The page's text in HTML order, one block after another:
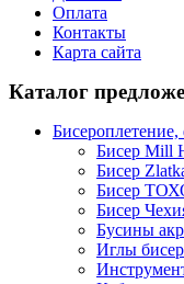
Оплата
Контакты
Карта сайта
Каталог
Бисер Mill
Бисер
Бисер
Бисер
Бусины
Иглы